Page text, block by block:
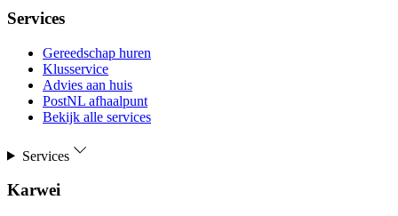
Services
Gereedschap huren
Klusservice
Advies aan huis
PostNL afhaalpunt
Bekijk alle services
Services
Karwei